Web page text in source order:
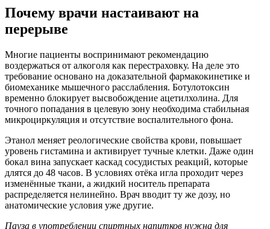
Почему врачи настаивают на
перерыве
Многие пациенты воспринимают рекомендацию
воздержаться от алкоголя как перестраховку. На деле это
требование основано на доказательной фармакокинетике и
биомеханике мышечного расслабления. Ботулотоксин
временно блокирует высвобождение ацетилхолина. Для
точного попадания в целевую зону необходима стабильная
микроциркуляция и отсутствие воспалительного фона.
Этанол меняет реологические свойства крови, повышает
уровень гистамина и активирует тучные клетки. Даже один
бокал вина запускает каскад сосудистых реакций, которые
длятся до 48 часов. В условиях отёка игла проходит через
изменённые ткани, а жидкий носитель препарата
распределяется нелинейно. Врач вводит ту же дозу, но
анатомические условия уже другие.
Пауза в употреблении спиртных напитков нужна для